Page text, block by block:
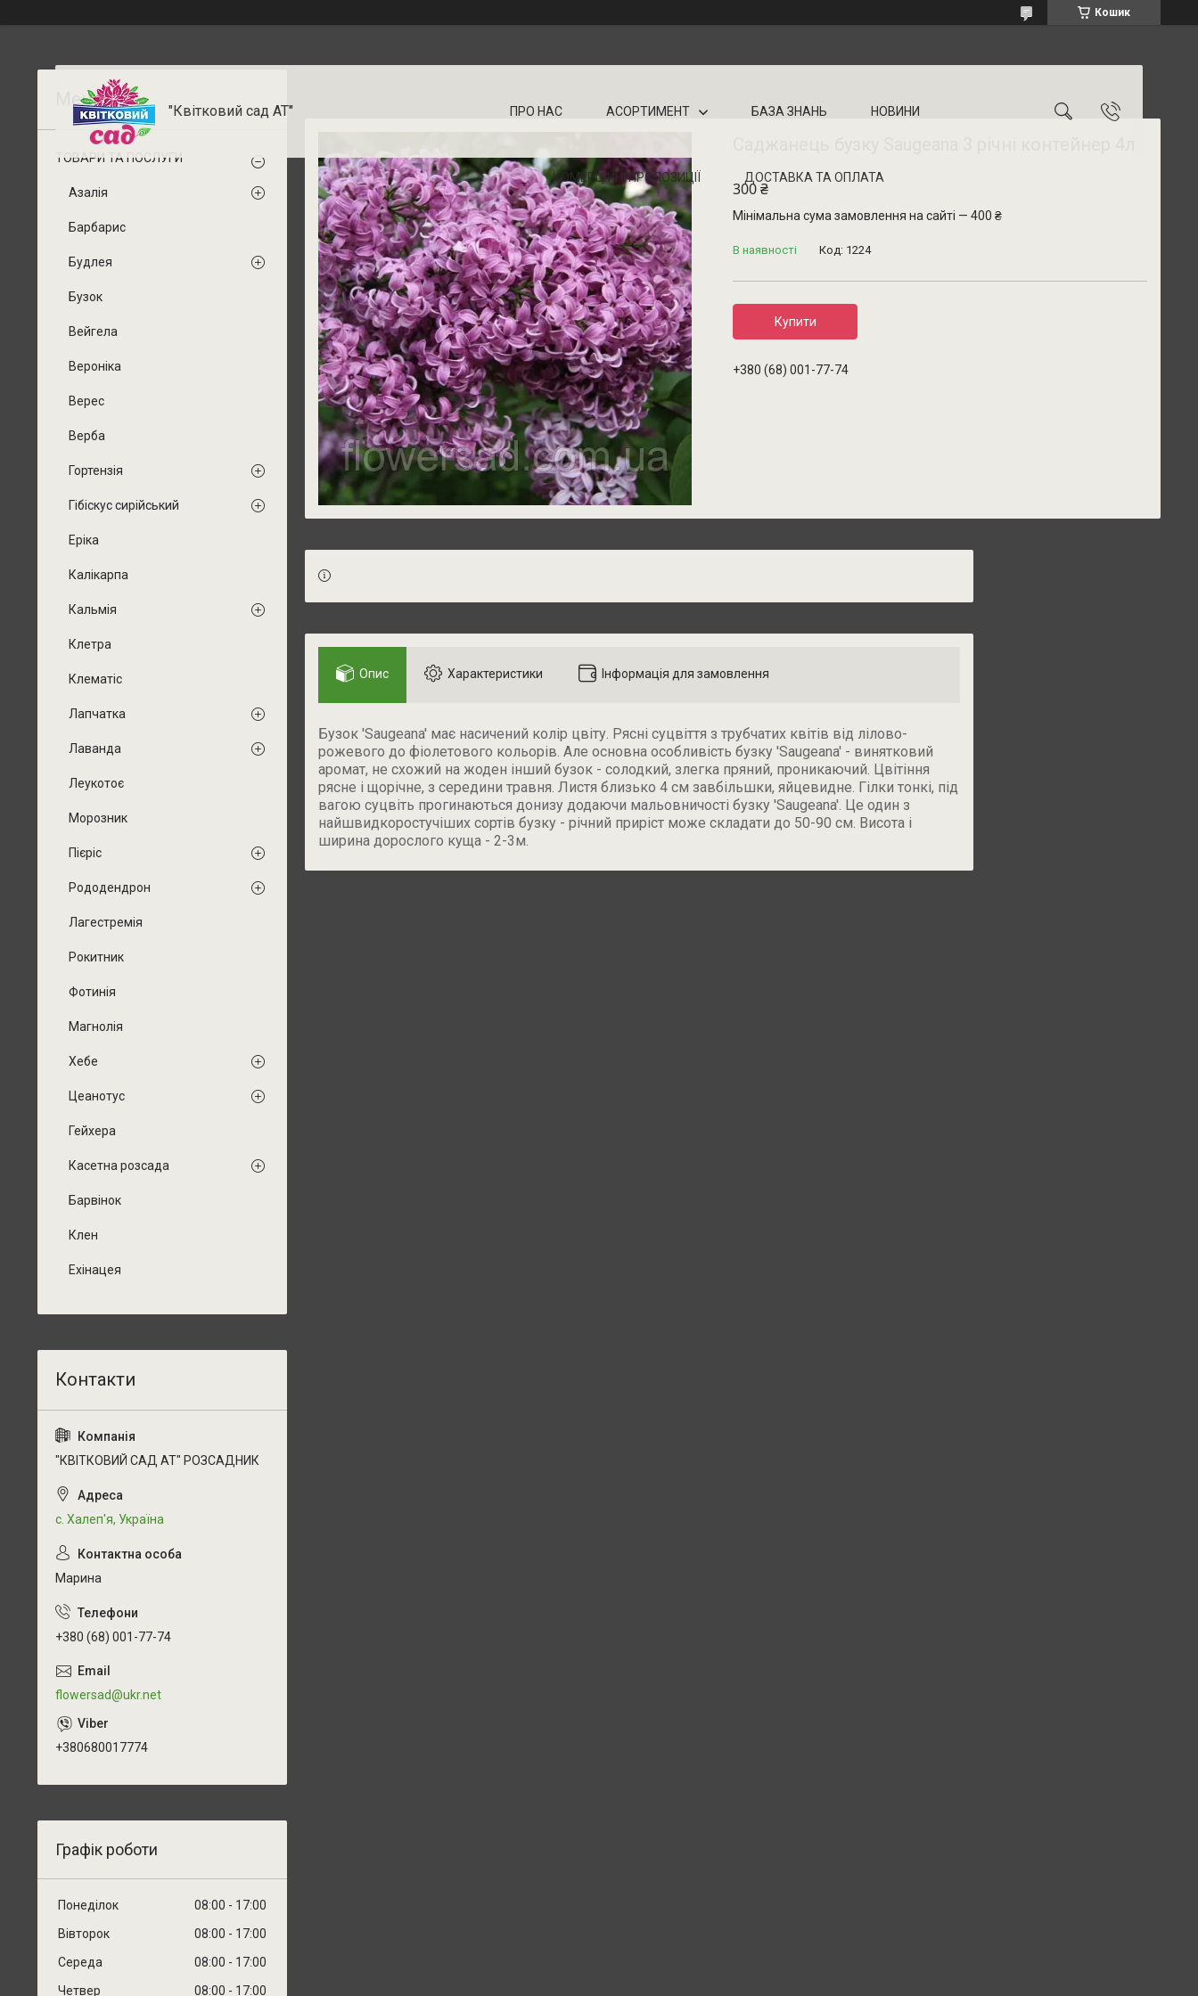
Кошик
"Квітковий сад АТ" ПРО НАС АСОРТИМЕНТ БАЗА ЗНАНЬ НОВИНИ
КОМЕРЦІЙНІ ПРОПОЗИЦІЇ ДОСТАВКА ТА ОПЛАТА
300 ₴
Мінімальна сума замовлення на сайті — 400 ₴
В наявності Код: 1224
Купити
+380 (68) 001-77-74
Опис Характеристики Інформація для замовлення
Бузок 'Saugeana' має насичений колір цвіту. Рясні суцвіття з трубчатих квітів від лілово-
рожевого до фіолетового кольорів. Але основна особливість бузку 'Saugeana' - винятковий
аромат, не схожий на жоден інший бузок - солодкий, злегка пряний, проникаючий. Цвітіння
рясне і щорічне, з середини травня. Листя близько 4 см завбільшки, яйцевидне. Гілки тонкі, під
вагою суцвіть прогинаються донизу додаючи мальовничості бузку 'Saugeana'. Це один з
найшвидкоростучіших сортів бузку - річний приріст може складати до 50-90 см. Висота і
ширина дорослого куща - 2-3м.
ТОВАРИ ТА ПОСЛУГИ
Азалія
Барбарис
Будлея
Бузок
Вейгела
Вероніка
Верес
Верба
Гортензія
Гібіскус сирійський
Еріка
Калікарпа
Кальмія
Клетра
Клематіс
Лапчатка
Лаванда
Леукотоє
Морозник
Пієріс
Рододендрон
Лагестремія
Рокитник
Фотинія
Магнолія
Хебе
Цеанотус
Гейхера
Касетна розсада
Барвінок
Клен
Ехінацея
"КВІТКОВИЙ САД АТ" РОЗСАДНИК
с. Халеп'я, Україна
Марина
+380 (68) 001-77-74
flowersad@ukr.net
+380680017774
Графік роботи
Понеділок 08:00
17:00
Вівторок
08:00
17:00
Середа
08:00
17:00
Четвер
08:00 17:00